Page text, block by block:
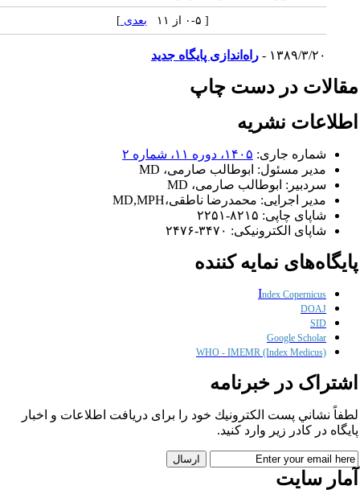
[ ۰-۵ از ۱۱ بعدی ]
۱۳۸۹/۳/۲۰ - راه‌اندازی پایگاه جدید
در دست چاپ
نشریه
شماره جاری: ۱۴۰۵، دوره ۱۱، شماره
۲
مدير مسئول: ابوطالب صارمی، MD
سردبير: ابوطالب صارمی، MD
مدیر اجرايی: محمدرضا ناطقی،MD,MPH
شاپای چاپی: ۲۲۵۱-۸۲۱۵
شاپای الکترونيکی: ۲۴۷۶-۳۴۷۰
نمایه کننده
Index Copernicus
DOAJ
SID
Google Scholar
WHO - IMEMR (Index Medicus)
در خبرنامه
نشاني پست الكترونيك خود را برای دريافت اطلاعات و اخبار
در كادر زير وارد كنيد.
سایت